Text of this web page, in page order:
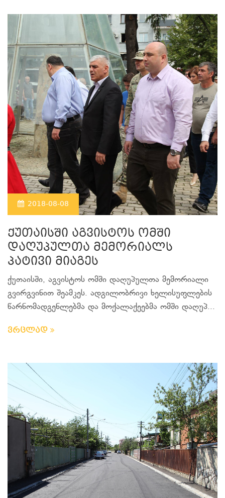
2018-08-08
ქუთაისში აგვისტოს ომში
დაღუპულთა მემორიალს
პატივი მიაგეს
ქუთაისში, აგვისტოს ომში დაღუპულთა მემორიალი
გვირგვინით შეამკეს. ადგილობრივი ხელისუფლების
წარნომადგენლებმა და მოქალაქეებმა ომში დაღუპ...
ვრცლად